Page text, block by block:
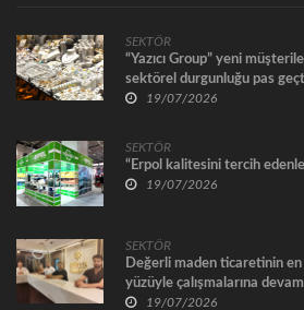
SEKTÖR
“Yazıcı Group” yeni
sektörel durgunluğu pas
19/07/2026
SEKTÖR
“Erpol kalitesini tercih
19/07/2026
SEKTÖR
Değerli maden ticaretinin en
yüzüyle çalışmalarına
19/07/2026